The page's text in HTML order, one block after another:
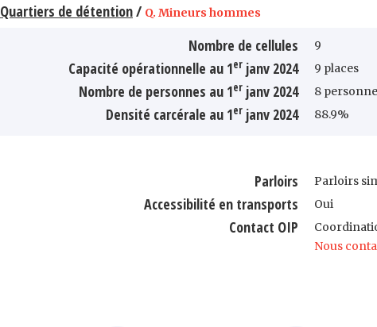
Quartiers de détention/ Q. Mineurs hommes
Nombre de cellules 9
Capacité opérationnelle au 1er janv 2024 9 places
Nombre de personnes au 1er janv 2024 8
Densité carcérale au 1er janv 2024 88.9%
Parloirs Parloirs
Accessibilité en transports Oui
Contact OIP
Nous